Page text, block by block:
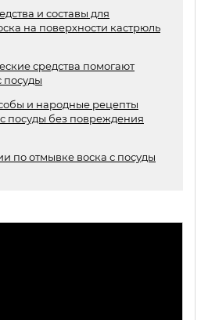
и составы для
на поверхности кастрюль
средства помогают
посуды
и народные рецепты
посуды без повреждения
по отмывке воска с посуды